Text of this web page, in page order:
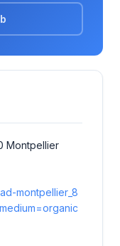
Montpellier
montpellier_8